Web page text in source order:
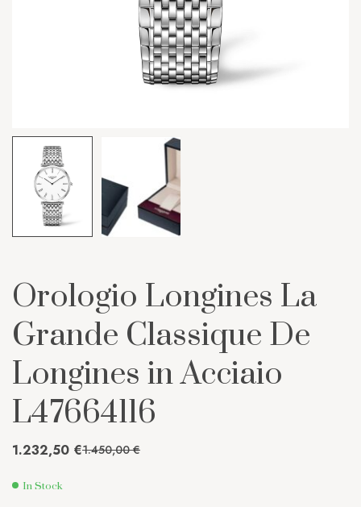
Orologio Longines La
Grande Classique De
Longines in Acciaio
L47664116
1.450,00€
1.232,50 €
In Stock